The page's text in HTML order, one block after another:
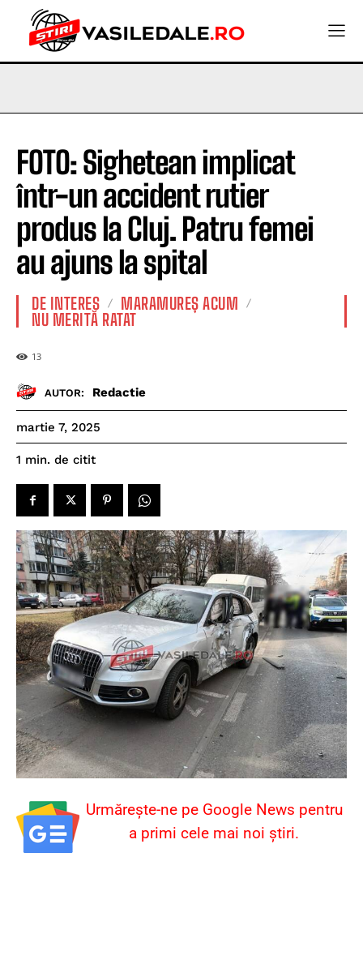
FOTO: Sighetean implicat
într-un accident rutier
produs la Cluj. Patru femei
au ajuns la spital
DE INTERES
MARAMUREȘ ACUM
NU MERITĂ RATAT
13
AUTOR: Redactie
martie 7, 2025
1 min. de citit
Urmărește-ne pe Google News pentru
a primi cele mai noi știri.